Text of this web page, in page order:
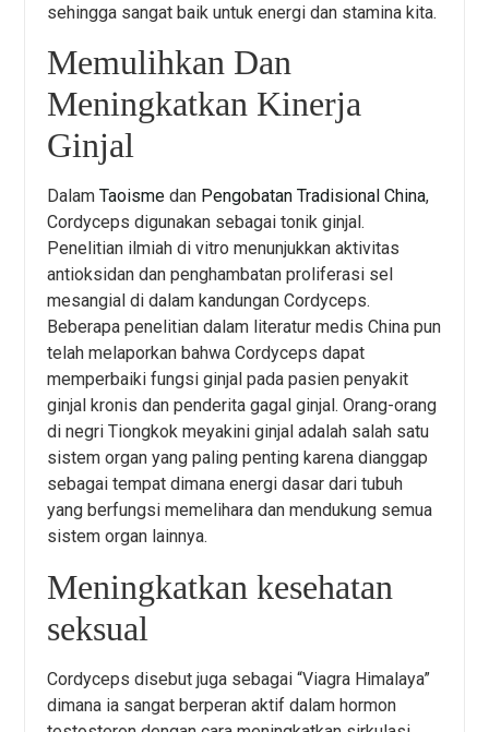
sehingga sangat baik untuk energi dan stamina kita.
Memulihkan Dan
Meningkatkan Kinerja
Ginjal
DalamTaoisme dan Pengobatan Tradisional China,
Cordyceps digunakan sebagai tonik ginjal.
Penelitian ilmiah di vitro menunjukkan aktivitas
antioksidan dan penghambatan proliferasi sel
mesangial di dalam kandungan Cordyceps.
Beberapa penelitian dalam literatur medis China pun
telah melaporkan bahwa Cordyceps dapat
memperbaiki fungsi ginjal pada pasien penyakit
ginjal kronis dan penderita gagal ginjal. Orang-orang
di negri Tiongkok meyakini ginjal adalah salah satu
sistem organ yang paling penting karena dianggap
sebagai tempat dimana energi dasar dari tubuh
yang berfungsi memelihara dan mendukung semua
sistem organ lainnya.
Meningkatkan kesehatan
seksual
Cordyceps disebut juga sebagai “Viagra Himalaya”
dimana ia sangat berperan aktif dalam hormon